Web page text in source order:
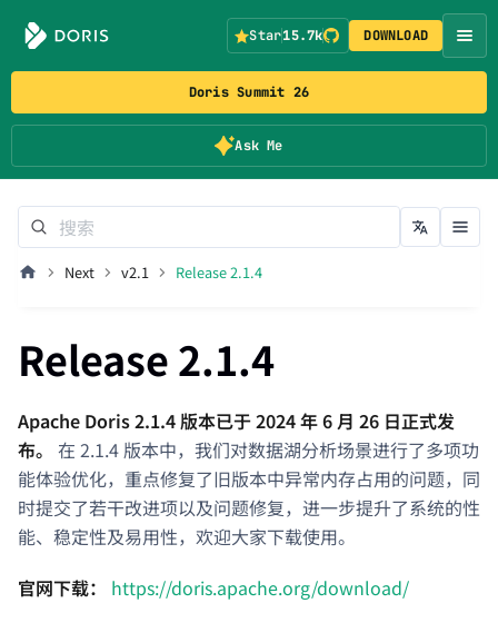
Doris Summit 26
Ask Me
Star15.7k DOWNLOAD
Next v2.1 Release 2.1.4
Release 2.1.4
Apache Doris 2.1.4 版本已于 2024 年 6 月 26 日正式发
布。 在 2.1.4 版本中，我们对数据湖分析场景进行了多项功
能体验优化，重点修复了旧版本中异常内存占用的问题，同
时提交了若干改进项以及问题修复，进一步提升了系统的性
能、稳定性及易用性，欢迎大家下载使用。
官网下载：
https://doris.apache.org/download/